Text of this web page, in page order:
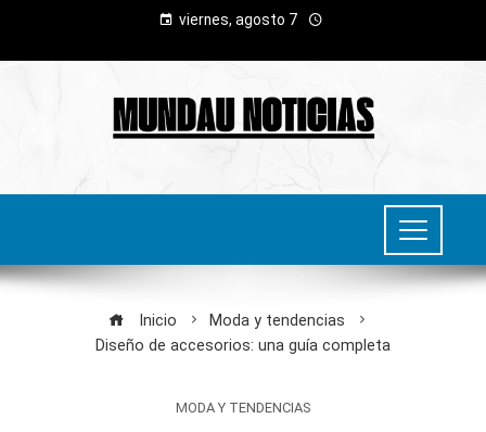
viernes, agosto 7
Inicio
Moda y tendencias
Diseño de accesorios: una guía completa
MODA Y TENDENCIAS